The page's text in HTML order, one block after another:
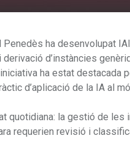
ha desenvolupat
d’instàncies
ha estat destacada
d’aplicació de la IA al
quotidiana: la gestió de les
requerien revisió i